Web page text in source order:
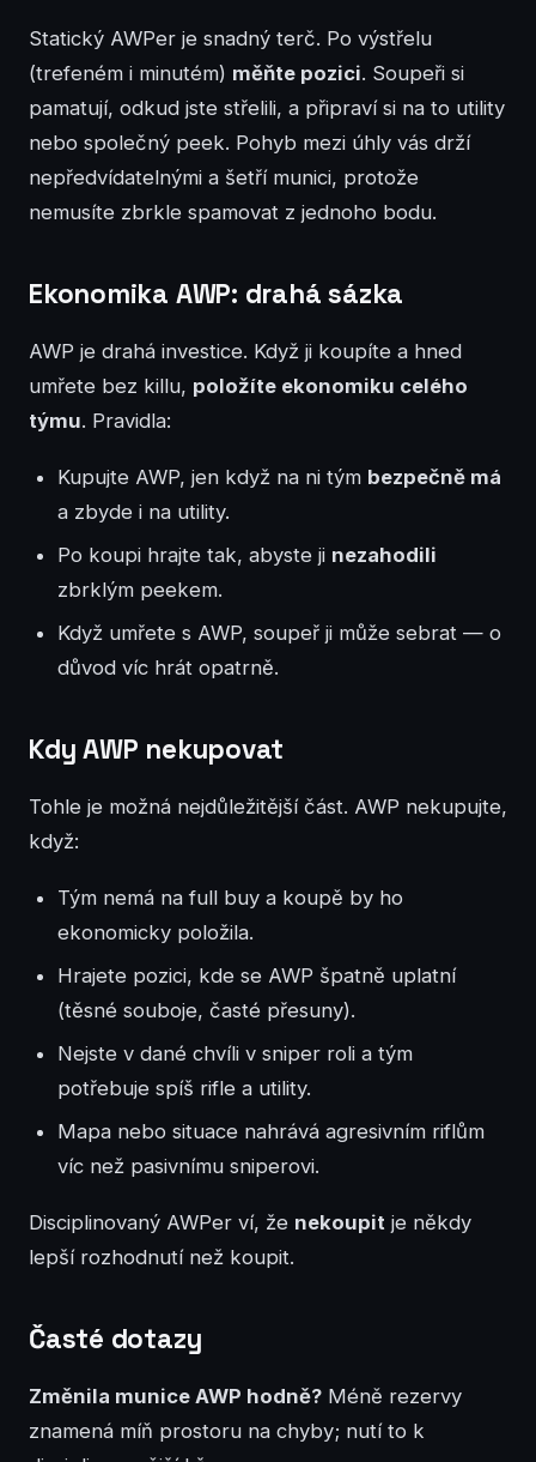
Statický AWPer je snadný terč. Po výstřelu
(trefeném i minutém) měňte pozici. Soupeři si
pamatují, odkud jste střelili, a připraví si na to utility
nebo společný peek. Pohyb mezi úhly vás drží
nepředvídatelnými a šetří munici, protože
nemusíte zbrkle spamovat z jednoho bodu.
Ekonomika AWP: drahá sázka
AWP je drahá investice. Když ji koupíte a hned
umřete bez killu, položíte ekonomiku celého
týmu. Pravidla:
Kupujte AWP, jen když na ni tým bezpečně má
a zbyde i na utility.
Po koupi hrajte tak, abyste ji nezahodili
zbrklým peekem.
Když umřete s AWP, soupeř ji může sebrat — o
důvod víc hrát opatrně.
Kdy AWP nekupovat
Tohle je možná nejdůležitější část. AWP nekupujte,
když:
Tým nemá na full buy a koupě by ho
ekonomicky položila.
Hrajete pozici, kde se AWP špatně uplatní
(těsné souboje, časté přesuny).
Nejste v dané chvíli v sniper roli a tým
potřebuje spíš rifle a utility.
Mapa nebo situace nahrává agresivním riflům
víc než pasivnímu sniperovi.
Disciplinovaný AWPer ví, že nekoupit je někdy
lepší rozhodnutí než koupit.
Časté dotazy
Změnila munice AWP hodně? Méně rezervy
znamená míň prostoru na chyby; nutí to k